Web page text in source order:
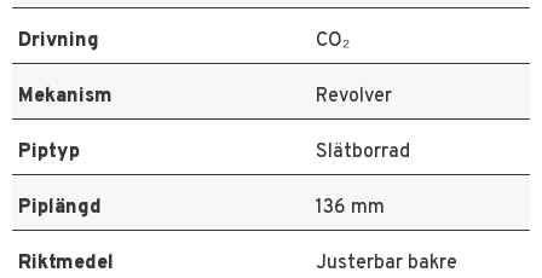
Drivning CO₂
Mekanism Revolver
Piptyp Slätborrad
Piplängd 136 mm
Riktmedel Justerbar bakre